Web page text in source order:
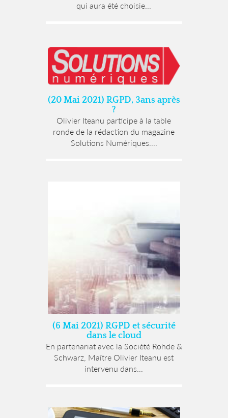
qui aura été choisie...
(20 Mai 2021) RGPD, 3ans après
?
Olivier Iteanu participe à la table
ronde de la rédaction du magazine
Solutions Numériques....
(6 Mai 2021) RGPD et sécurité
dans le cloud
En partenariat avec la Société Rohde &
Schwarz, Maître Olivier Iteanu est
intervenu dans...